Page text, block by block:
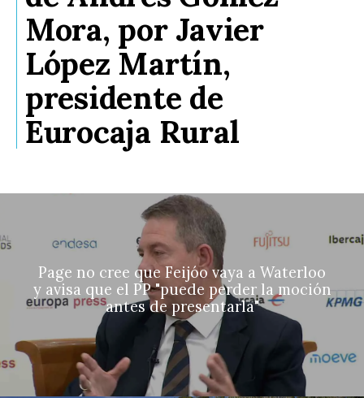
Mora, por Javier
López Martín,
presidente de
Eurocaja Rural
Page no cree que Feijóo vaya a Waterloo
y avisa que el PP "puede perder la moción
antes de presentarla"